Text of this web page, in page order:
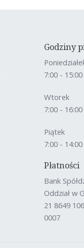
Godziny
7:00 - 15:00
Wtorek
7:00 - 16:00
Piątek
7:00 - 14:00
Płatności
Bank
Oddział w
21 8649
0007